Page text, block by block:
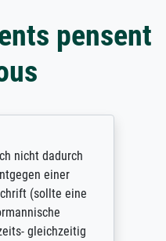
pensent
nicht dadurch
einer
(sollte eine
gleichzeitig